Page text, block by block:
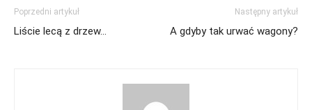
Poprzedni artykuł
Liście lecą z drzew…
Następny artykuł
A gdyby tak urwać wagony?